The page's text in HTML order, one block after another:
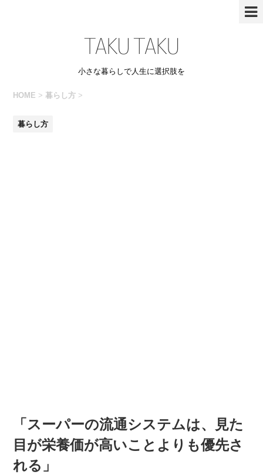
小さな暮らしで人生に選択肢を
HOME > 暮らし方 >
暮らし方
「スーパーの流通システムは、見た
目が栄養価が高いことよりも優先さ
れる」